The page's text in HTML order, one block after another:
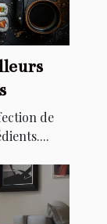
de